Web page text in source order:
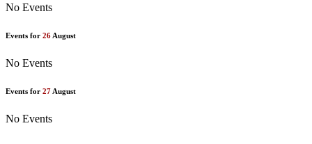
No Events
Events for 26 August
No Events
Events for 27 August
No Events